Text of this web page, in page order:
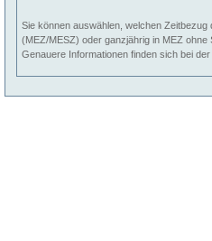
Sie können auswählen, welchen
(MEZ/MESZ) oder ganzjährig in MEZ ohne
Genauere Informationen finden sich bei der